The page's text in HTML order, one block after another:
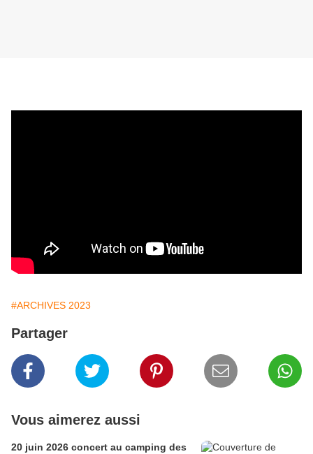
#ARCHIVES 2023
Partager
Vous aimerez aussi
20 juin 2026 concert au camping des